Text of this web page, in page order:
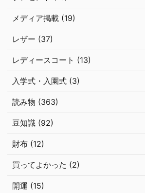
メディア掲載 (19)
レザー (37)
レディースコート (13)
入学式・入園式 (3)
読み物 (363)
豆知識 (92)
財布 (12)
買ってよかった (2)
開運 (15)